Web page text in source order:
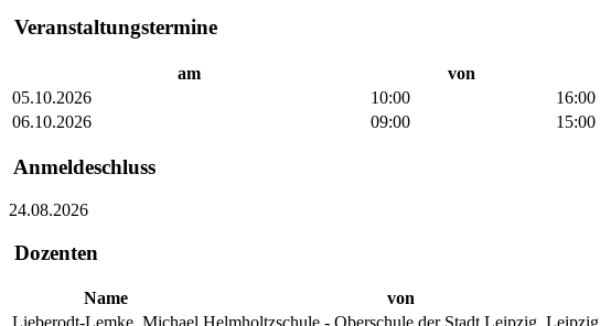
Veranstaltungstermine
am von
05.10.2026
10:00
16:00
06.10.2026
09:00 15:00
Anmeldeschluss
24.08.2026
Dozenten
Name
von